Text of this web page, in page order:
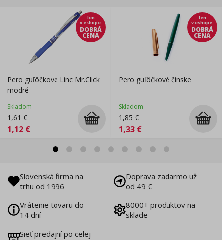
len
v eshope:
DOBRÁ
CENA
Pero guľôčkové Linc Mr.Click
modré
Skladom
1,61€
1,12 €
len
v eshope:
DOBRÁ
CENA
Pero guľôčkové čínske
Skladom
1,85€
1,33 €
Slovenská firma na
trhu od 1996
Doprava zadarmo už
od 49 €
Vrátenie tovaru do
14 dní
8000+ produktov na
sklade
Sieť predajní po celej